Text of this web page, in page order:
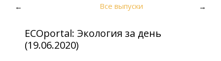
← Все выпуски →
ECOportal: Экология за день
(19.06.2020)